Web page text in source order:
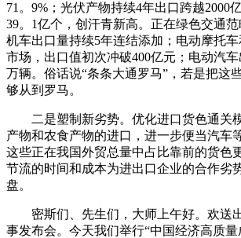
71。9%；光伏产物持续4年出口跨越2000
39。1亿个，创汗青新高。正在绿色交通
机车出口量持续5年连结添加；电动摩托
市场，出口值初次冲破400亿元；电动汽
万辆。俗话说“条条大通罗马”，若是把这
够从到罗马。
二是塑制新劣势。优化进口货色通关
产物和农食产物的进口，进一步便当汽车
这些正在我国外贸总量中占比靠前的货色
节流的时间和成本为进出口企业的合作劣
盘。
密斯们、先生们，大师上午好。欢送
事发布会。今天我们举行“中国经济高质